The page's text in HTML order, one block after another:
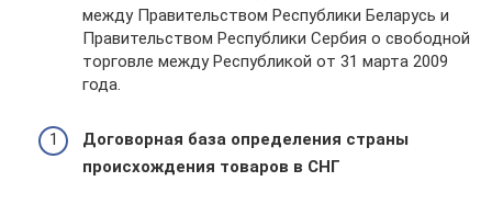
между Правительством Республики Беларусь и
Правительством Республики Сербия о свободной
торговле между Республикой от 31 марта 2009
года.
Договорная база определения страны
происхождения товаров в СНГ